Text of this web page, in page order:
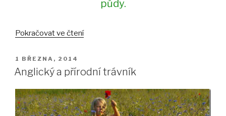
půdy.
Pokračovat ve čtení„Zakládání
PUBLIKOVÁNO
1 BŘEZNA, 2014
Anglický a přírodní trávník